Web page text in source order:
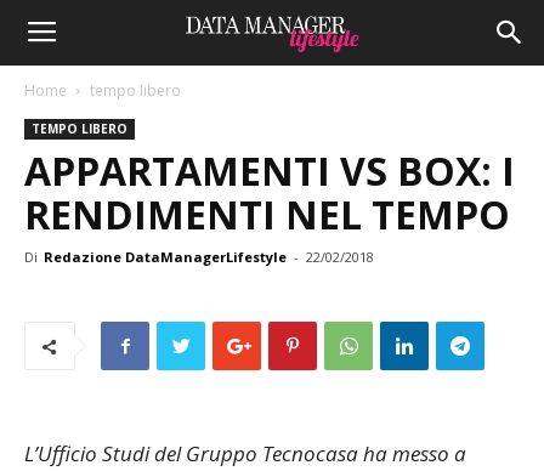
Home tempo libero
TEMPO LIBERO
APPARTAMENTI VS BOX: I
RENDIMENTI NEL TEMPO
Di Redazione DataManagerLifestyle - 22/02/2018
L’Ufficio Studi del Gruppo Tecnocasa ha messo a